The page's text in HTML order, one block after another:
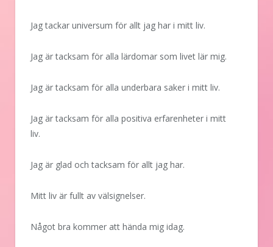
Jag tackar universum för allt jag har i mitt liv.
Jag är tacksam för alla lärdomar som livet lär mig.
Jag är tacksam för alla underbara saker i mitt liv.
Jag är tacksam för alla positiva erfarenheter i mitt
liv.
Jag är glad och tacksam för allt jag har.
Mitt liv är fullt av välsignelser.
Något bra kommer att hända mig idag.